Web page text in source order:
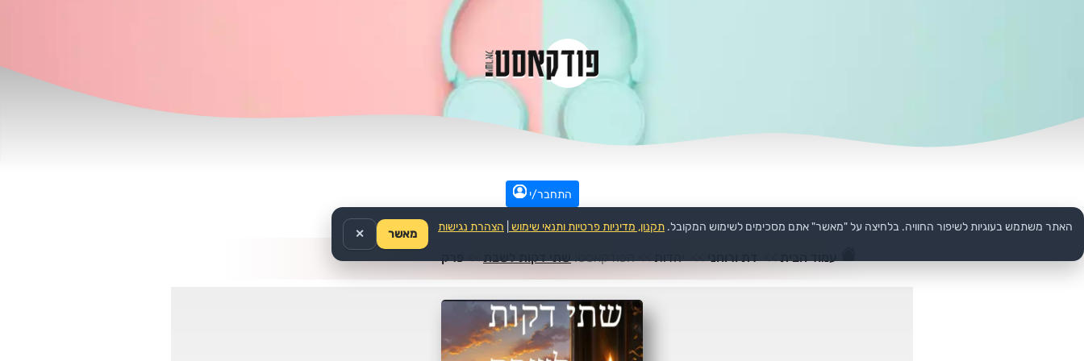
התחבר/י
עמוד הבית >> דת ורוחני >> יהדות >>הפודקאסט: שתי דקות לשבת >>פרק
האתר משתמש בעוגיות לשיפור החוויה. בלחיצה על "מאשר" אתם מסכימים לשימוש המקובל. תקנון, מדיניות פרטיות ותנאי שימוש הצהרת נגישות
מאשר ✕